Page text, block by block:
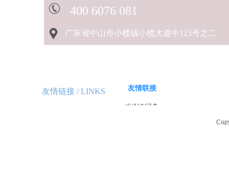
广东省中山市小榄镇小榄大道中123号之二
400 6076 081
友情联接
水冷UV设备
友情链接 /LINKS